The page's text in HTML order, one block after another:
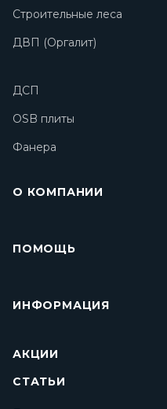
Строительные леса
ДВП (Оргалит)
ДСП
OSB плиты
Фанера
О КОМПАНИИ
ПОМОЩЬ
ИНФОРМАЦИЯ
АКЦИИ
СТАТЬИ